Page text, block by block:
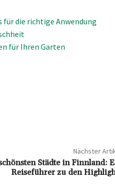
für die richtige Anwendung
für Ihren Garten
Nächster
Städte in Finnland:
Reiseführer zu den